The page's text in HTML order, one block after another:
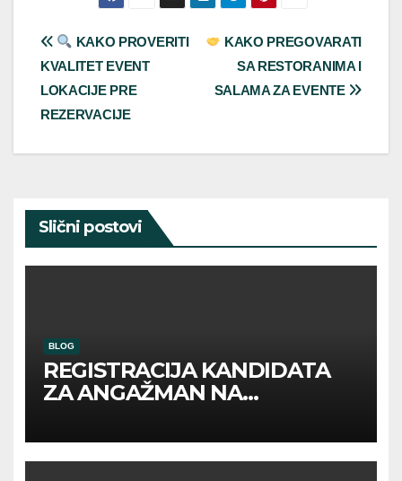
Post
navigation
KAKO PREGOVARATI
SA RESTORANIMA I
SALAMA ZA EVENTE
KAKO PROVERITI
KVALITET EVENT
LOKACIJE PRE
REZERVACIJE
Slični postovi
BLOG
REGISTRACIJA KANDIDATA
ZA ANGAŽMAN NA